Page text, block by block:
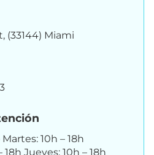
(33144) Miami
10h – 18h
18h Jueves: 10h – 18h